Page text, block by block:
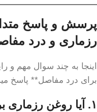
رزماری و درد
اینجا به چند سوال مهم و
برای درد مفاصل** پاسخ
۱. آیا روغن رزماری